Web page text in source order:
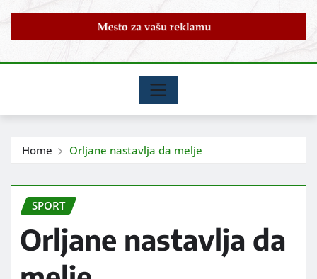
Home Orljane nastavlja da melje
SPORT
Orljane nastavlja da